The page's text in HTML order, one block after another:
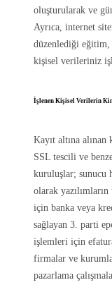
oluşturularak ve
Ayrıca, internet
düzenlediği eğitim,
kişisel verileriniz
İşlenen Kişisel Verilerin
Kayıt altına
SSL tescili ve
kuruluşlar; sunucu
olarak
için banka veya
sağlayan 3. parti
işlemleri için
firmalar ve
pazarlama